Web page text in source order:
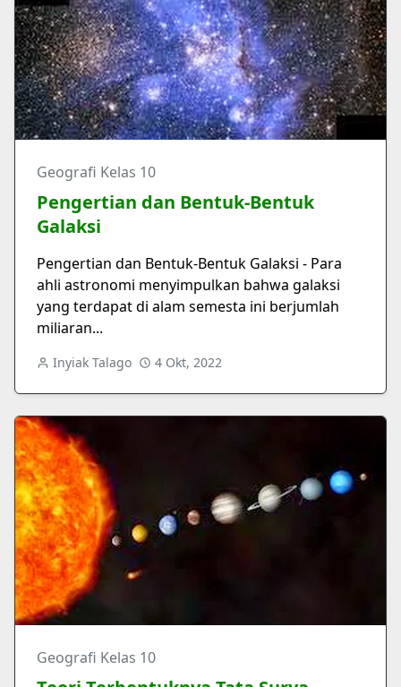
Geografi Kelas 10
Pengertian dan Bentuk-Bentuk
Galaksi
Pengertian dan Bentuk-Bentuk Galaksi - Para
ahli astronomi menyimpulkan bahwa galaksi
yang terdapat di alam semesta ini berjumlah
miliaran...
Inyiak Talago 4 Okt, 2022
Geografi Kelas 10